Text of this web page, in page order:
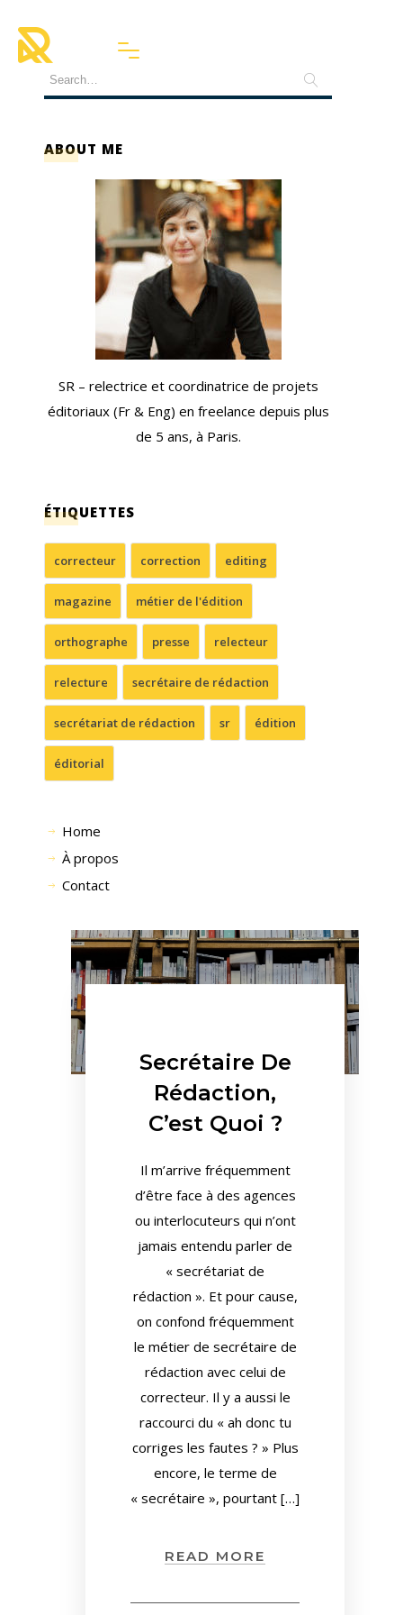
ABOUT ME
SR – relectrice et coordinatrice de projets
éditoriaux (Fr & Eng) en freelance depuis plus
de 5 ans, à Paris.
ÉTIQUETTES
correcteur correction editing
magazine métier de l'édition
orthographe presse relecteur
relecture secrétaire de rédaction
secrétariat de rédaction sr édition
éditorial
Home
À propos
Contact
Secrétaire De
Rédaction,
C’est Quoi ?
Il m’arrive fréquemment
d’être face à des agences
ou interlocuteurs qui n’ont
jamais entendu parler de
« secrétariat de
rédaction ». Et pour cause,
on confond fréquemment
le métier de secrétaire de
rédaction avec celui de
correcteur. Il y a aussi le
raccourci du « ah donc tu
corriges les fautes ? » Plus
encore, le terme de
« secrétaire », pourtant […]
READ MORE